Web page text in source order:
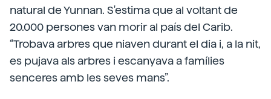
natural de Yunnan. S'estima que al voltant de
20.000 persones van morir al país del Carib.
“Trobava arbres que niaven durant el dia i, a la nit,
es pujava als arbres i escanyava a famílies
senceres amb les seves mans”.